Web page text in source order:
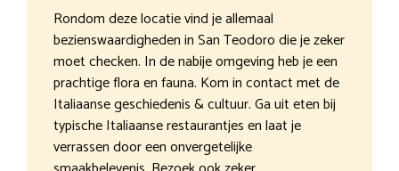
Rondom deze locatie vind je allemaal
bezienswaardigheden in San Teodoro die je zeker
moet checken. In de nabije omgeving heb je een
prachtige flora en fauna. Kom in contact met de
Italiaanse geschiedenis & cultuur. Ga uit eten bij
typische Italiaanse restaurantjes en laat je
verrassen door een onvergetelijke